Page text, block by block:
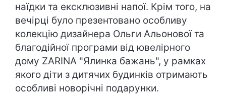
наїдки та ексклюзивні напої. Крім того, на
вечірці було презентовано особливу
колекцію дизайнера Ольги Альонової та
благодійної програми від ювелірного
дому ZARINA "Ялинка бажань", у рамках
якого діти з дитячих будинків отримають
особливі новорічні подарунки.